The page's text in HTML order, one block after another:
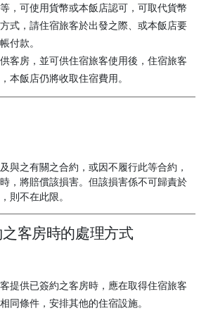
，可使用貨幣或本飯店認可，可取代貨幣
式，請住宿旅客於出發之際、或本飯店要
付款。
客房，並可供住宿旅客使用後，住宿旅客
本飯店仍將收取住宿費用。
與之有關之合約，或因不履行此等合約，
，將賠償該損害。但該損害係不可歸責於
則不在此限。
客房時的處理方式
提供已簽約之客房時，應在取得住宿旅客
同條件，安排其他的住宿設施。